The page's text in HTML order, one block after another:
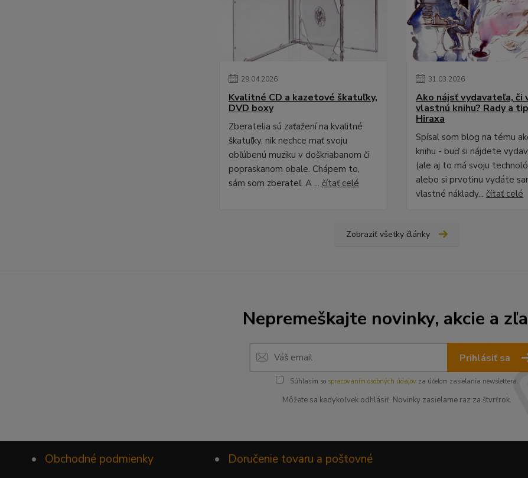
29.04.2026
Kvalitné CD a kazetové škatuľky,
DVD boxy
Zberatelia sú zaťažení na kvalitné
škatuľky, nik nechce mať svoju
obľúbenú muziku v doškriabanom či
popraskanom obale. Chápem to,
sám som zberateľ. A ... čítať celé
31.03.2026
Ako nájsť vydavateľa, či
vlastnú knihu? Rady a
Hiraxa
Spísal som blog na tému
knihu - buď si nájdete
(ale aj to má svoju
alebo si prvotinu vydáte
vlastné náklady... čítať celé
Zobraziť všetky články
Nepremeškajte novinky, akcie a
Prihlásiť sa
Súhlasím so spracovaním osobných údajovza účelom zasielania newslettera.
Môžete sa kedykoľvek odhlásiť. Novinky zasielame raz za štvrťrok.
• Obchodné podmienky • Doručenie tovaru a poštovné